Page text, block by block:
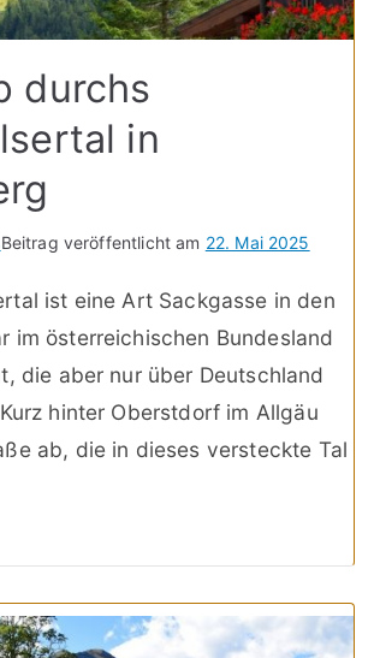
durchs
in
Beitrag veröffentlicht am 22. Mai 2025
ist eine Art Sackgasse in den
im österreichischen Bundesland
die aber nur über Deutschland
hinter Oberstdorf im Allgäu
ab, die in dieses versteckte Tal